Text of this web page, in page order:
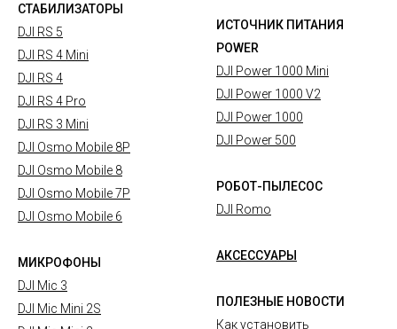
СТАБИЛИЗАТОРЫ
DJI RS 5
DJI RS 4 Mini
DJI RS 4
DJI RS 4 Pro
DJI RS 3 Mini
DJI Osmo Mobile 8P
DJI Osmo Mobile 8
DJI Osmo Mobile 7P
DJI Osmo Mobile 6
МИКРОФОНЫ
DJI Mic 3
DJI Mic Mini 2S
ИСТОЧНИК ПИТАНИЯ
POWER
DJI Power 1000 Mini
DJI Power 1000 V2
DJI Power 1000
DJI Power 500
РОБОТ-ПЫЛЕСОС
DJI Romo
АКСЕССУАРЫ
ПОЛЕЗНЫЕ НОВОСТИ
Как установить